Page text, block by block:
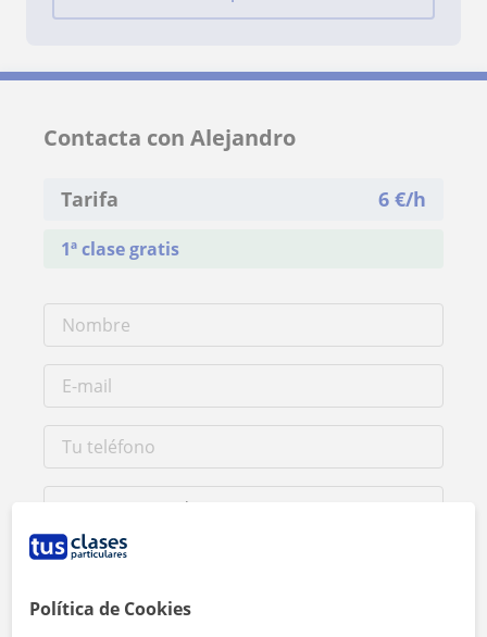
Contacta con Alejandro
Tarifa 6 €/h
1ª clase gratis
Política de Cookies